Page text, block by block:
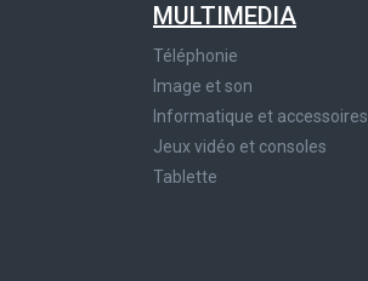
MULTIMEDIA
Téléphonie
Image et son
Informatique et accessoires
Jeux vidéo et consoles
Tablette